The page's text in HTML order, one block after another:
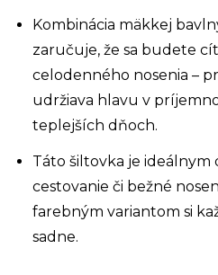
Kombinácia mäkkej
zaručuje, že sa budete
celodenného nosenia –
udržiava hlavu v
teplejších dňoch.
Táto šiltovka je
cestovanie či bežné
farebným variantom si
sadne.